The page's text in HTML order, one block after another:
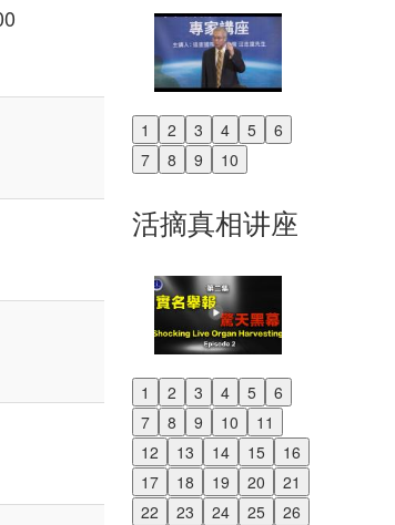
1 2 3 4 5
6
7
8 9 10
Previous
Next
活摘真相讲座
1 2 3 4 5
6
7
8 9 10
11
12
13 14 15
16
17
18 19 20
21
22
23 24 25
26
Previous
Next